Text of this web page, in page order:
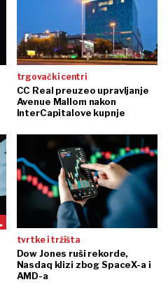
trgovački centri
CC Real preuzeo upravljanje
Avenue Mallom nakon
InterCapitalove kupnje
tvrtke i tržišta
Dow Jones ruši rekorde,
Nasdaq klizi zbog SpaceX-a i
AMD-a